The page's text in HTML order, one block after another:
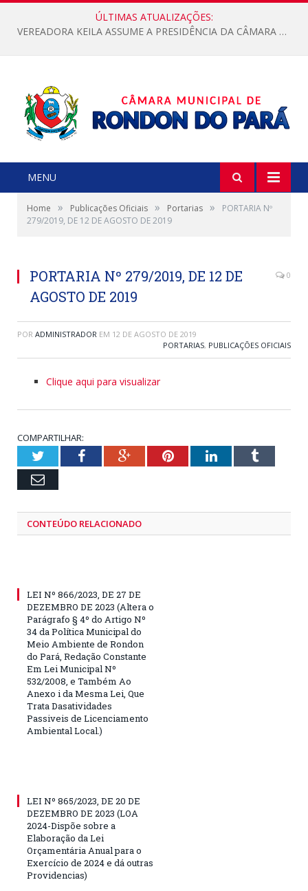
ÚLTIMAS ATUALIZAÇÕES:
VEREADORA KEILA ASSUME A PRESIDÊNCIA DA CÂMARA MUNICIPAL.
MENU
Home » Publicações Oficiais » Portarias »
PORTARIA Nº
279/2019, DE 12 DE AGOSTO DE 2019
PORTARIA Nº 279/2019, DE 12 DE
AGOSTO DE 2019
0
POR ADMINISTRADOR EM 12 DE AGOSTO DE 2019
PORTARIAS, PUBLICAÇÕES OFICIAIS
Clique aqui para visualizar
COMPARTILHAR:
TwitterFacebookGoogle+PinterestLinkedInTumblr
Email
CONTEÚDO RELACIONADO
LEI Nº 866/2023, DE 27 DE
DEZEMBRO DE 2023 (Altera o
Parágrafo § 4º do Artigo Nº
34 da Política Municipal do
Meio Ambiente de Rondon
do Pará, Redação Constante
Em Lei Municipal Nº
532/2008, e Também Ao
Anexo i da Mesma Lei, Que
Trata Dasatividades
Passiveis de Licenciamento
Ambiental Local.)
LEI Nº 865/2023, DE 20 DE
DEZEMBRO DE 2023 (LOA
2024-Dispõe sobre a
Elaboração da Lei
Orçamentária Anual para o
Exercício de 2024 e dá outras
Providencias)